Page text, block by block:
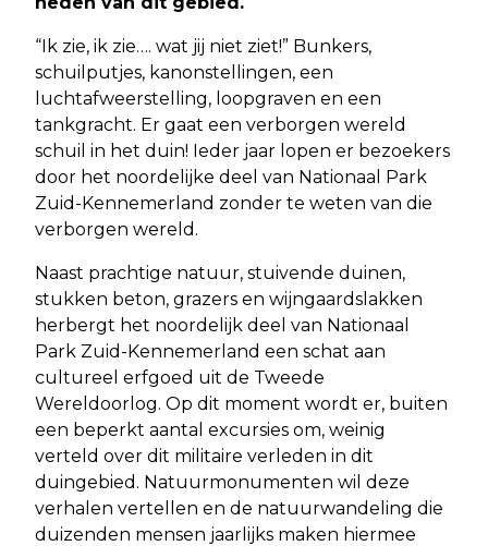
“Ik zie, ik zie…. wat jij niet ziet!” Bunkers,
schuilputjes, kanonstellingen, een
luchtafweerstelling, loopgraven en een
tankgracht. Er gaat een verborgen wereld
schuil in het duin! Ieder jaar lopen er bezoekers
door het noordelijke deel van Nationaal Park
Zuid-Kennemerland zonder te weten van die
verborgen wereld.
Naast prachtige natuur, stuivende duinen,
stukken beton, grazers en wijngaardslakken
herbergt het noordelijk deel van Nationaal
Park Zuid-Kennemerland een schat aan
cultureel erfgoed uit de Tweede
Wereldoorlog. Op dit moment wordt er, buiten
een beperkt aantal excursies om, weinig
verteld over dit militaire verleden in dit
duingebied. Natuurmonumenten wil deze
verhalen vertellen en de natuurwandeling die
duizenden mensen jaarlijks maken hiermee